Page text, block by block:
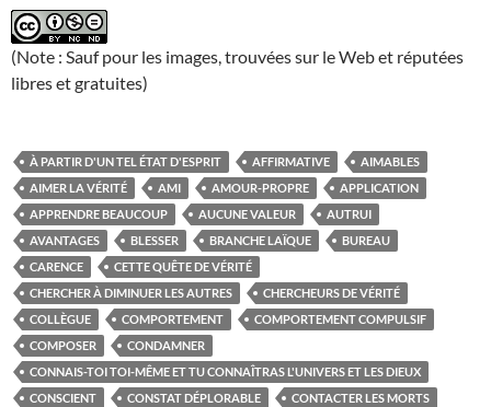
(Note : Sauf pour les images, trouvées sur le Web et réputées
libres et gratuites)
À PARTIR D'UN TEL ÉTAT D'ESPRIT AFFIRMATIVE
AIMABLES
AIMER LA VÉRITÉ
AMI AMOUR-PROPRE
APPLICATION
APPRENDRE BEAUCOUP
AUCUNE VALEUR
AUTRUI
AVANTAGES
BLESSER BRANCHE LAÏQUE
BUREAU
CARENCE
CETTE QUÊTE DE VÉRITÉ
CHERCHER À DIMINUER LES AUTRES
CHERCHEURS DE VÉRITÉ
COLLÈGUE
COMPORTEMENT
COMPORTEMENT COMPULSIF
COMPOSER
CONDAMNER
CONNAIS-TOI TOI-MÊME ET TU CONNAÎTRAS L'UNIVERS ET LES DIEUX
CONSCIENT
CONSTAT DÉPLORABLE
CONTACTER LES MORTS